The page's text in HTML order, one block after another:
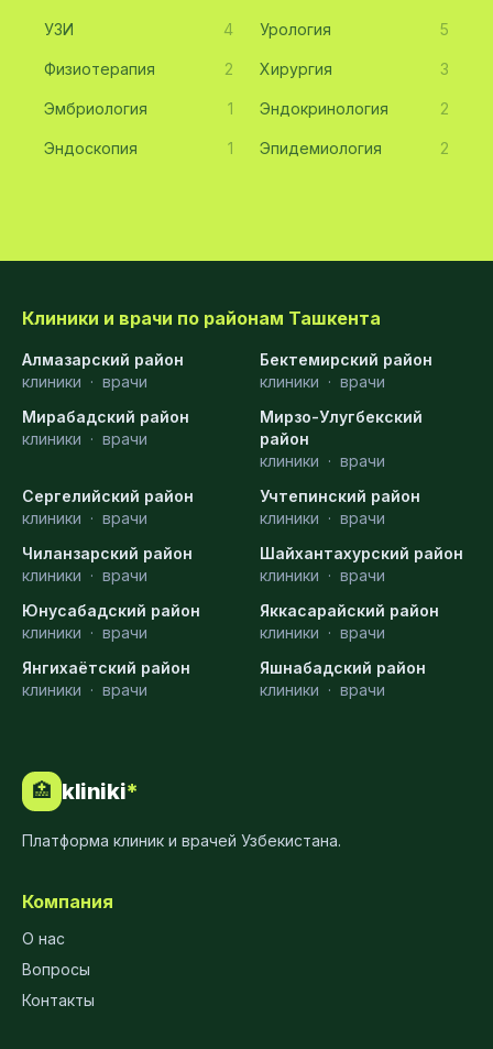
УЗИ 4 Урология 5
Физиотерапия 2 Хирургия 3
Эмбриология 1 Эндокринология 2
Эндоскопия 1 Эпидемиология 2
Клиники и врачи по районам Ташкента
Алмазарский район
клиники · врачи
Бектемирский район
клиники · врачи
Мирабадский район
клиники · врачи
Мирзо-Улугбекский
район
клиники · врачи
Сергелийский район
клиники · врачи
Учтепинский район
клиники · врачи
Чиланзарский район
клиники · врачи
Шайхантахурский район
клиники · врачи
Юнусабадский район
клиники · врачи
Яккасарайский район
клиники · врачи
Янгихаётский район
клиники · врачи
Яшнабадский район
клиники · врачи
🏥 kliniki*
Платформа клиник и врачей Узбекистана.
Компания
О нас
Вопросы
Контакты